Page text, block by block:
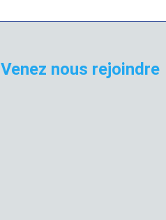
Venez nous rejoindre